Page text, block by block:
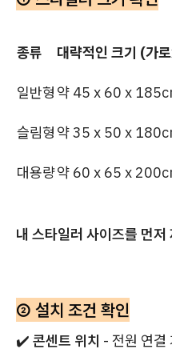
종류 대략적인 크기 (가
일반형 약 45 x 60 x
슬림형 약 35 x 50 x
대용량약 60 x 65 x
내 스타일러 사이즈를 먼저
② 설치 조건 확인
✔️ 콘센트 위치 - 전원 연결